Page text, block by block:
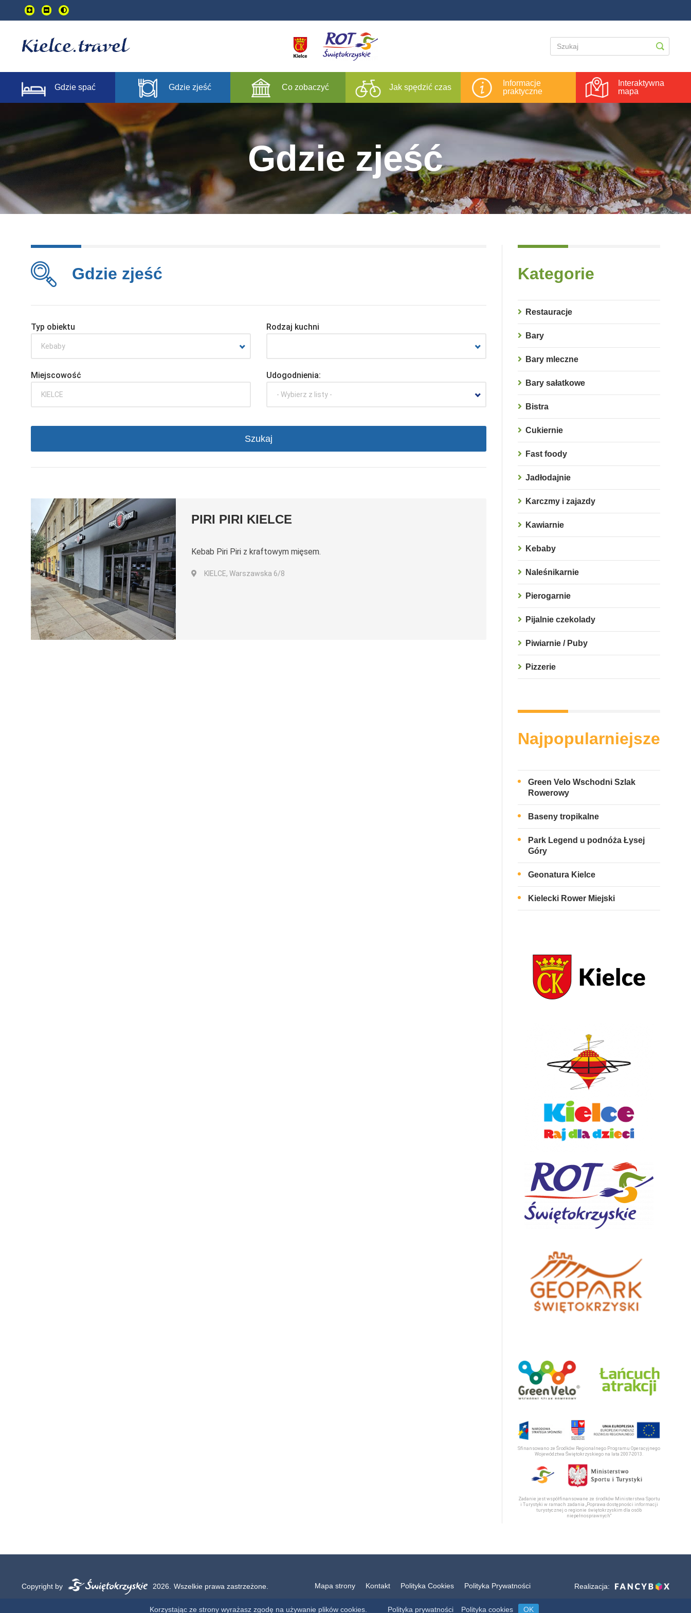
Przejdź
do
treści
głownej
Gdzie spać Gdzie zjeść Co zobaczyć Jak spędzić czas
Informacje
praktyczne
Interaktywna
mapa
Gdzie zjeść
Gdzie zjeść
Typ obiektu
Kebaby
Rodzaj kuchni
Miejscowość Udogodnienia:
- Wybierz z listy -
PIRI PIRI KIELCE
Kebab Piri Piri z kraftowym mięsem.
KIELCE, Warszawska 6/8
Kategorie
Restauracje
Bary
Bary mleczne
Bary sałatkowe
Bistra
Cukiernie
Fast foody
Jadłodajnie
Karczmy i zajazdy
Kawiarnie
Kebaby
Naleśnikarnie
Pierogarnie
Pijalnie czekolady
Piwiarnie / Puby
Pizzerie
Najpopularniejsze
Green Velo Wschodni Szlak
Rowerowy
Baseny tropikalne
Park Legend u podnóża Łysej
Góry
Geonatura Kielce
Kielecki Rower Miejski
Sfinansowano ze Środków Regionalnego Programu Operacyjnego
Województwa Świętokrzyskiego na lata 2007-2013.
Zadanie jest współfinansowane ze środków Ministerstwa Sportu
i Turystyki w ramach zadania „Poprawa dostępności informacji
turystycznej o regionie świętokrzyskim dla osób
niepełnosprawnych“
Copyright by 2026. Wszelkie prawa zastrzeżone. Mapa strony Kontakt Polityka Cookies Polityka Prywatności Realizacja:
Korzystając ze strony wyrażasz zgodę na używanie plików cookies. Polityka prywatności Polityka cookies OK